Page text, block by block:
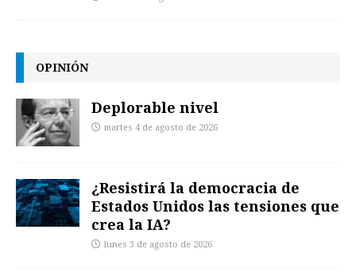
OPINIÓN
Deplorable nivel
martes 4 de agosto de 2026
¿Resistirá la democracia de
Estados Unidos las tensiones que
crea la IA?
lunes 3 de agosto de 2026